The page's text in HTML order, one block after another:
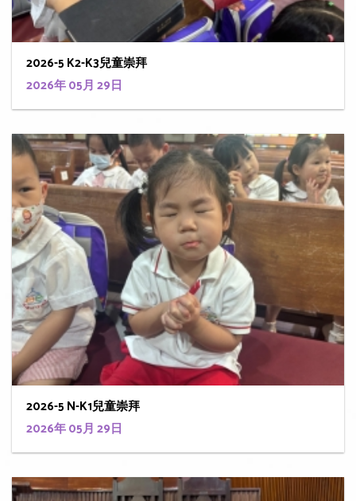
2026-5 K2-K3兒童崇拜
2026年 05月 29日
2026-5 N-K1兒童崇拜
2026年 05月 29日